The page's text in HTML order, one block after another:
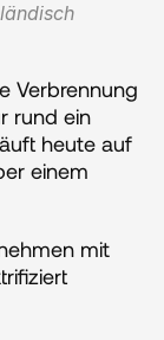
Verbrennung
rund ein
heute auf
einem
mit